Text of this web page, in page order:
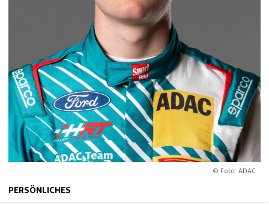
© Foto: ADAC
PERSÖNLICHES